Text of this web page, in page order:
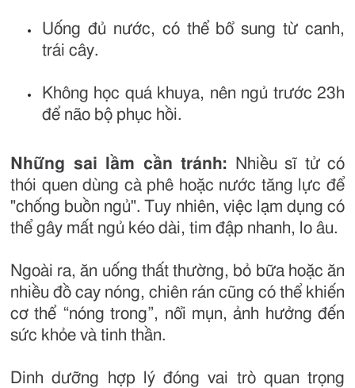
Uống đủ nước, có thể bổ sung từ canh,
trái cây.
Không học quá khuya, nên ngủ trước 23h
để não bộ phục hồi.
Những sai lầm cần tránh:
Nhiều sĩ tử có
thói quen dùng cà phê hoặc nước tăng lực để
"chống buồn ngủ". Tuy nhiên, việc lạm dụng có
thể gây mất ngủ kéo dài, tim đập nhanh, lo âu.
Ngoài ra, ăn uống thất thường, bỏ bữa hoặc ăn
nhiều đồ cay nóng, chiên rán cũng có thể khiến
cơ thể “nóng trong”, nổi mụn, ảnh hưởng đến
sức khỏe và tinh thần.
Dinh dưỡng hợp lý đóng vai trò quan trọng